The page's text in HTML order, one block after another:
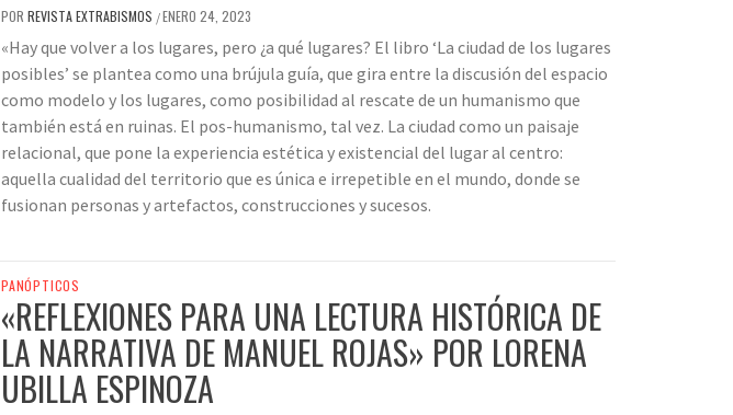
POR REVISTA EXTRABISMOS /ENERO 24, 2023
«Hay que volver a los lugares, pero ¿a qué lugares? El libro ‘La ciudad de los lugares
posibles’ se plantea como una brújula guía, que gira entre la discusión del espacio
como modelo y los lugares, como posibilidad al rescate de un humanismo que
también está en ruinas. El pos-humanismo, tal vez. La ciudad como un paisaje
relacional, que pone la experiencia estética y existencial del lugar al centro:
aquella cualidad del territorio que es única e irrepetible en el mundo, donde se
fusionan personas y artefactos, construcciones y sucesos.
PANÓPTICOS
«REFLEXIONES PARA UNA LECTURA HISTÓRICA DE
LA NARRATIVA DE MANUEL ROJAS» POR LORENA
UBILLA ESPINOZA